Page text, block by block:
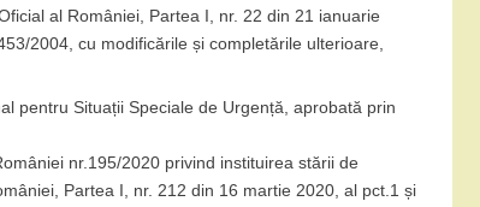
al României, Partea I, nr. 22 din 21 ianuarie
2004, cu modificările și completările ulterioare,
pentru Situații Speciale de Urgență, aprobată prin
nr.195/2020 privind instituirea stării de
Partea I, nr. 212 din 16 martie 2020, al pct.1 și